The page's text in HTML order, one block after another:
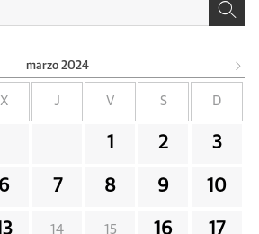
marzo 2024
X J V S D
1 2 3
6 7 8 9 10
14 15 16 17